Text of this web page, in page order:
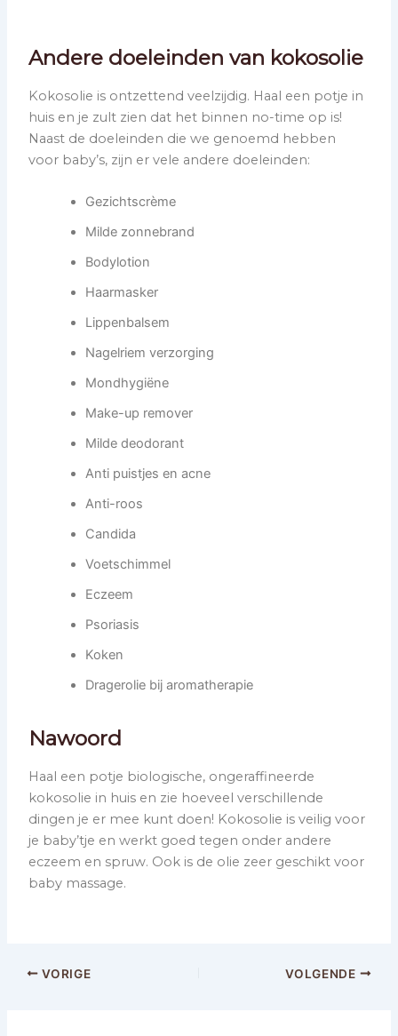
Andere doeleinden van kokosolie
Kokosolie is ontzettend veelzijdig. Haal een potje in
huis en je zult zien dat het binnen no-time op is!
Naast de doeleinden die we genoemd hebben
voor baby’s, zijn er vele andere doeleinden:
Gezichtscrème
Milde zonnebrand
Bodylotion
Haarmasker
Lippenbalsem
Nagelriem verzorging
Mondhygiëne
Make-up remover
Milde deodorant
Anti puistjes en acne
Anti-roos
Candida
Voetschimmel
Eczeem
Psoriasis
Koken
Dragerolie bij aromatherapie
Nawoord
Haal een potje biologische, ongeraffineerde
kokosolie in huis en zie hoeveel verschillende
dingen je er mee kunt doen! Kokosolie is veilig voor
je baby’tje en werkt goed tegen onder andere
eczeem en spruw. Ook is de olie zeer geschikt voor
baby massage.
VORIGE VOLGENDE